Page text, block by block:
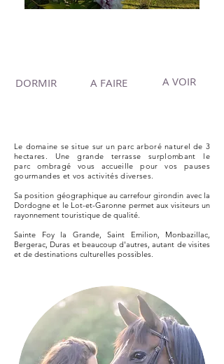
DORMIR A FAIRE A VOIR
Le domaine se situe sur un parc arboré naturel de 3
hectares. Une grande terrasse surplombant le
parc ombragé vous accueille pour vos pauses
gourmandes et vos activités diverses.
Sa position géographique au carrefour girondin avec la
Dordogne et le Lot-et-Garonne permet aux visiteurs un
rayonnement touristique de qualité.
Sainte Foy la Grande, Saint Emilion, Monbazillac,
Bergerac, Duras et beaucoup d'autres, autant de visites
et de destinations culturelles possibles.